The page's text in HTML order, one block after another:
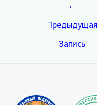
записям
←
Предыдущая
Запись